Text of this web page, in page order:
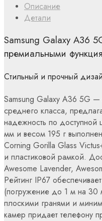
Описание
Детали
Samsung Galaxy A36
премиальными
Стильный и прочный
Samsung Galaxy A36 5G —
среднего класса,
надежность по доступной
мм и весом 195 г
Corning Gorilla Glass
и пластиковой рамкой.
Awesome Lavender,
Рейтинг IP67
(погружение до 1 м на 30
плоскими гранями и
камер придает телефону